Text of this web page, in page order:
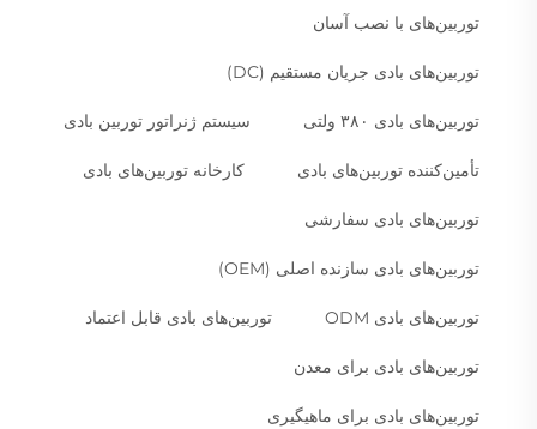
توربین‌های با نصب آسان
توربین‌های بادی جریان مستقیم (DC)
توربین‌های بادی ۳۸۰ ولتی سیستم ژنراتور توربین بادی
تأمین‌کننده توربین‌های بادی کارخانه توربین‌های بادی
توربین‌های بادی سفارشی
توربین‌های بادی سازنده اصلی (OEM)
توربین‌های بادی ODM توربین‌های بادی قابل اعتماد
توربین‌های بادی برای معدن
توربین‌های بادی برای ماهیگیری